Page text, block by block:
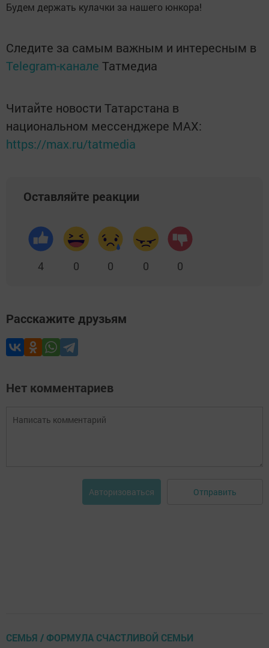
Будем держать кулачки за нашего юнкора!
Следите за самым важным и интересным в
Telegram-канале Татмедиа
Читайте новости Татарстана в
национальном мессенджере MАХ:
https://max.ru/tatmedia
Оставляйте реакции
4 0 0 0 0
Расскажите друзьям
Нет комментариев
Авторизоваться Отправить
СЕМЬЯ / ФОРМУЛА СЧАСТЛИВОЙ СЕМЬИ